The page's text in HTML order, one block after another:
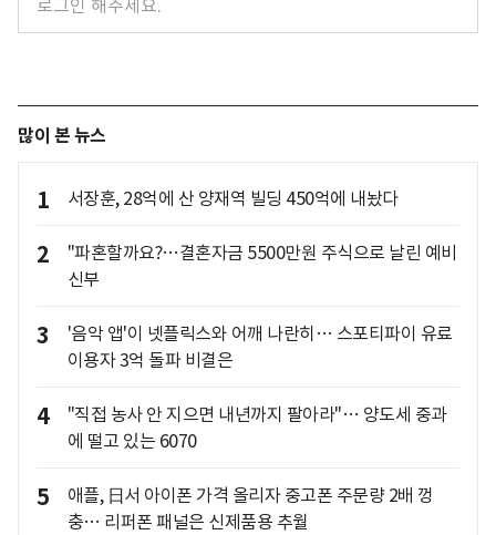
많이 본 뉴스
1 서장훈, 28억에 산 양재역 빌딩 450억에 내놨다
2
"파혼할까요?…결혼자금 5500만원 주식으로 날린 예비
신부
3
'음악 앱'이 넷플릭스와 어깨 나란히… 스포티파이 유료
이용자 3억 돌파 비결은
4
"직접 농사 안 지으면 내년까지 팔아라"… 양도세 중과
에 떨고 있는 6070
5
애플, 日서 아이폰 가격 올리자 중고폰 주문량 2배 껑
충… 리퍼폰 패널은 신제품용 추월